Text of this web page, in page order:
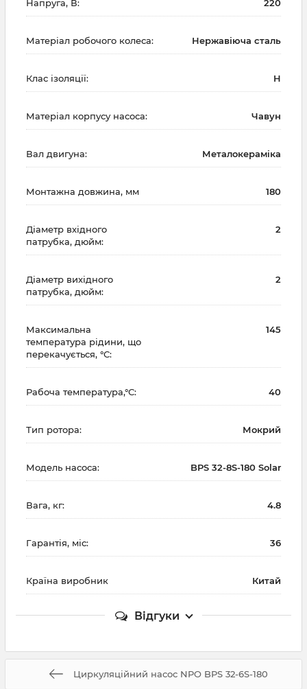
Напруга, В: 220
Матеріал робочого колеса: Нержавіюча сталь
Клас ізоляції: H
Матеріал корпусу насоса: Чавун
Вал двигуна: Металокераміка
Монтажна довжина, мм 180
Діаметр вхідного
патрубка, дюйм:
2
Діаметр вихідного
патрубка, дюйм:
2
Максимальна
температура рідини, що
перекачується, °С:
145
Рабоча температура,°С: 40
Тип ротора: Мокрий
Модель насоса: BPS 32-8S-180 Solar
Вага, кг: 4.8
Гарантія, міс: 36
Країна виробник Китай
Відгуки
Циркуляційний насос NPO BPS 32-6S-180